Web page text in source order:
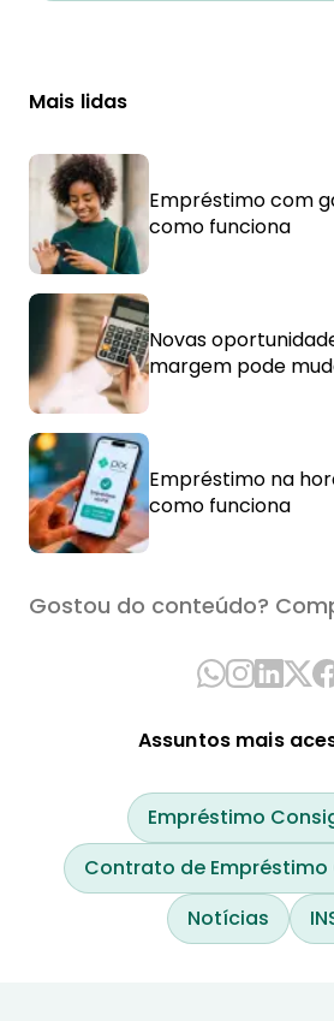
Mais lidas
Empréstimo com
como funciona
Novas
margem pode
Empréstimo na
como funciona
Gostou do conteúdo?
Assuntos mais
Empréstimo
Contrato de
Notícias